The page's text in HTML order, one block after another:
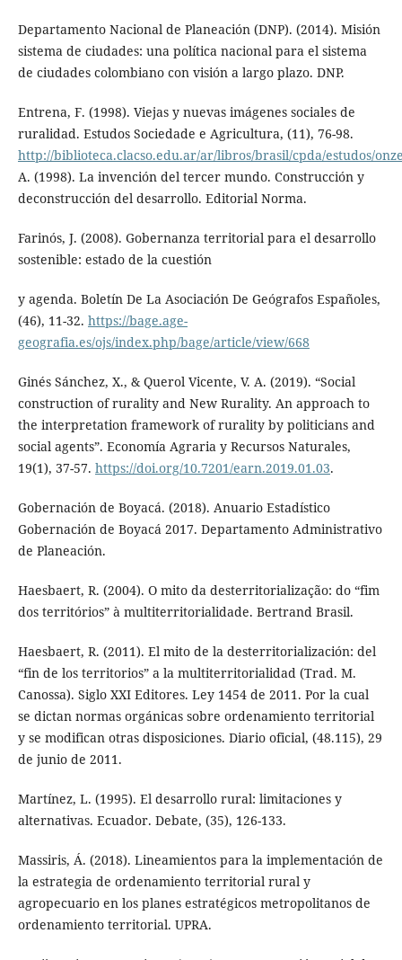
Departamento Nacional de Planeación (DNP). (2014). Misión
sistema de ciudades: una política nacional para el sistema
de ciudades colombiano con visión a largo plazo. DNP.
Entrena, F. (1998). Viejas y nuevas imágenes sociales de
ruralidad. Estudos Sociedade e Agricultura, (11), 76-98.
http://biblioteca.clacso.edu.ar/ar/libros/brasil/cpda/estudos/
A. (1998). La invención del tercer mundo. Construcción y
deconstrucción del desarrollo. Editorial Norma.
Farinós, J. (2008). Gobernanza territorial para el desarrollo
sostenible: estado de la cuestión
y agenda. Boletín De La Asociación De Geógrafos Españoles,
(46), 11-32. https://bage.age-
geografia.es/ojs/index.php/bage/article/view/668
Ginés Sánchez, X., & Querol Vicente, V. A. (2019). “Social
construction of rurality and New Rurality. An approach to
the interpretation framework of rurality by politicians and
social agents”. Economía Agraria y Recursos Naturales,
19(1), 37-57. https://doi.org/10.7201/earn.2019.01.03.
Gobernación de Boyacá. (2018). Anuario Estadístico
Gobernación de Boyacá 2017. Departamento Administrativo
de Planeación.
Haesbaert, R. (2004). O mito da desterritorialização: do “fim
dos territórios” à multiterritorialidade. Bertrand Brasil.
Haesbaert, R. (2011). El mito de la desterritorialización: del
“fin de los territorios” a la multiterritorialidad (Trad. M.
Canossa). Siglo XXI Editores. Ley 1454 de 2011. Por la cual
se dictan normas orgánicas sobre ordenamiento territorial
y se modifican otras disposiciones. Diario oficial, (48.115), 29
de junio de 2011.
Martínez, L. (1995). El desarrollo rural: limitaciones y
alternativas. Ecuador. Debate, (35), 126-133.
Massiris, Á. (2018). Lineamientos para la implementación de
la estrategia de ordenamiento territorial rural y
agropecuario en los planes estratégicos metropolitanos de
ordenamiento territorial. UPRA.